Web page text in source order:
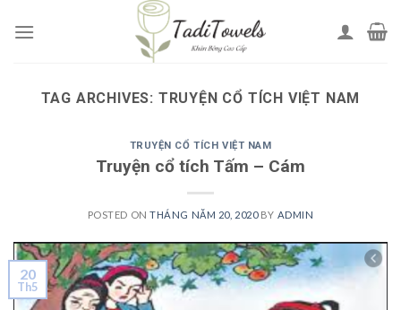
TAG ARCHIVES: TRUYỆN CỔ TÍCH VIỆT NAM
TRUYỆN CỔ TÍCH VIỆT NAM
Truyện cổ tích Tấm – Cám
POSTED ONTHÁNG NĂM 20, 2020BY ADMIN
20
Th5